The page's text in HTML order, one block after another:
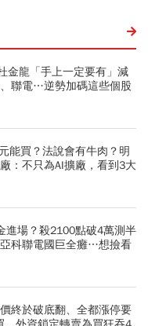
金龍「手上一定要有」減
聯電…逆勢加碼這些個股
能買？法說會有牛肉？明
：不只為AI擴廠，看到3大
進場？殺2100點破4萬測半
科聯電國巨全癱…想撿看
終於破底翻、全都漲停要